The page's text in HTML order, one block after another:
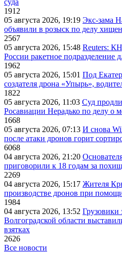
суда
1912
05 августа 2026, 19:19 Экс-зама
объявили в розыск по делу
2567
05 августа 2026, 15:48 Reuters:
России ракетное подразделение
1962
05 августа 2026, 15:01 Под
создателя дрона «Упырь»,
1822
05 августа 2026, 11:03 Суд
Росавиации Нерадько по делу о
1668
05 августа 2026, 07:13 И снова
после атаки дронов горит
6068
04 августа 2026, 21:20
приговорили к 18 годам за
2269
04 августа 2026, 15:17 Жителя
производстве дронов при
1984
04 августа 2026, 13:52 Грузовики
Волгоградской области
взятках
2626
Все новости